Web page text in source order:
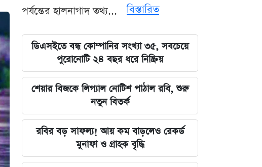
পর্যন্তের হালনাগাদ তথ্য...
বিস্তারিত
ডিএসইতে বন্ধ কোম্পানির সংখ্যা ৩৫, সবচেয়ে
পুরোনোটি ২৪ বছর ধরে নিষ্ক্রিয়
শেয়ার বিজকে লিগ্যাল নোটিশ পাঠাল রবি, শুরু
নতুন বিতর্ক
রবির বড় সাফল্য! আয় কম বাড়লেও রেকর্ড
মুনাফা ও গ্রাহক বৃদ্ধি